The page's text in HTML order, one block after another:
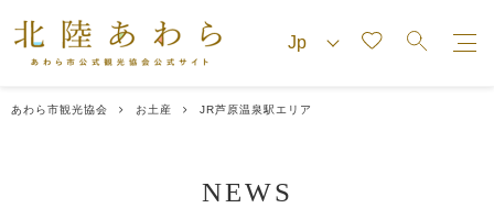
あわら市観光協会 お土産 JR芦原温泉駅エリア
NEWS